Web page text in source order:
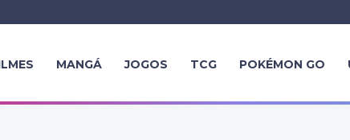
MANGÁ JOGOS TCG POKÉMON GO